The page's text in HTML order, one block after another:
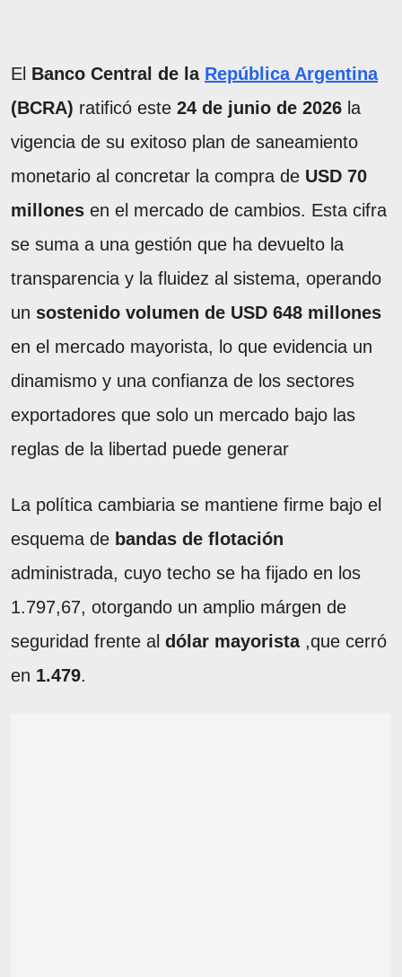
El Banco Central de la República Argentina
(BCRA) ratificó este 24 de junio de 2026 la
vigencia de su exitoso plan de saneamiento
monetario al concretar la compra de USD 70
millones en el mercado de cambios. Esta cifra
se suma a una gestión que ha devuelto la
transparencia y la fluidez al sistema, operando
un sostenido volumen de USD 648 millones
en el mercado mayorista, lo que evidencia un
dinamismo y una confianza de los sectores
exportadores que solo un mercado bajo las
reglas de la libertad puede generar
La política cambiaria se mantiene firme bajo el
esquema de bandas de flotación
administrada, cuyo techo se ha fijado en los
1.797,67, otorgando un amplio márgen de
seguridad frente al dólar mayorista,que cerró
en 1.479.